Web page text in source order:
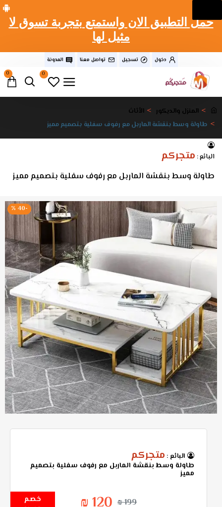
حمل التطبيق الان واستمتع بتجربة تسوق لا
مثيل لها
دخول تسجيل تواصل معنا
المدونة
0
0
المنزل والديكور
الأثاث
طاولة وسط بنقشة الماربل مع رفوف سفلية بتصميم مميز
البائع : متجركم
طاولة وسط بنقشة الماربل مع رفوف سفلية بتصميم مميز
-40 %
البائع : متجركم
طاولة وسط بنقشة الماربل مع رفوف سفلية بتصميم
مميز
خصم
199 ₪